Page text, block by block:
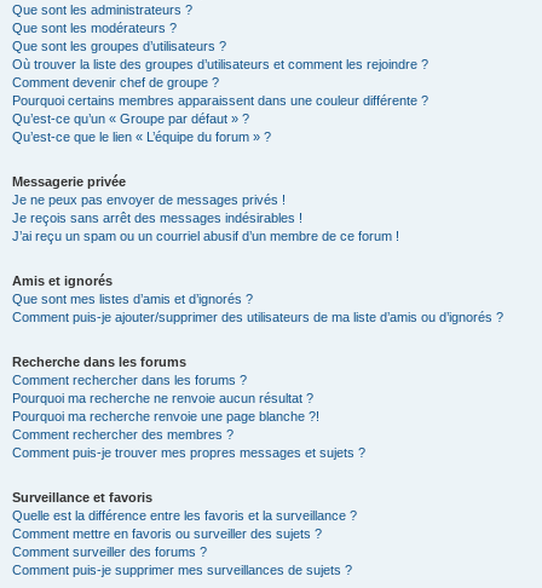
Que sont les administrateurs ?
Que sont les modérateurs ?
Que sont les groupes d’utilisateurs ?
Où trouver la liste des groupes d’utilisateurs et comment les rejoindre ?
Comment devenir chef de groupe ?
Pourquoi certains membres apparaissent dans une couleur différente ?
Qu’est-ce qu’un « Groupe par défaut » ?
Qu’est-ce que le lien « L’équipe du forum » ?
Messagerie privée
Je ne peux pas envoyer de messages privés !
Je reçois sans arrêt des messages indésirables !
J’ai reçu un spam ou un courriel abusif d’un membre de ce forum !
Amis et ignorés
Que sont mes listes d’amis et d’ignorés ?
Comment puis-je ajouter/supprimer des utilisateurs de ma liste d’amis ou d’ignorés ?
Recherche dans les forums
Comment rechercher dans les forums ?
Pourquoi ma recherche ne renvoie aucun résultat ?
Pourquoi ma recherche renvoie une page blanche ?!
Comment rechercher des membres ?
Comment puis-je trouver mes propres messages et sujets ?
Surveillance et favoris
Quelle est la différence entre les favoris et la surveillance ?
Comment mettre en favoris ou surveiller des sujets ?
Comment surveiller des forums ?
Comment puis-je supprimer mes surveillances de sujets ?